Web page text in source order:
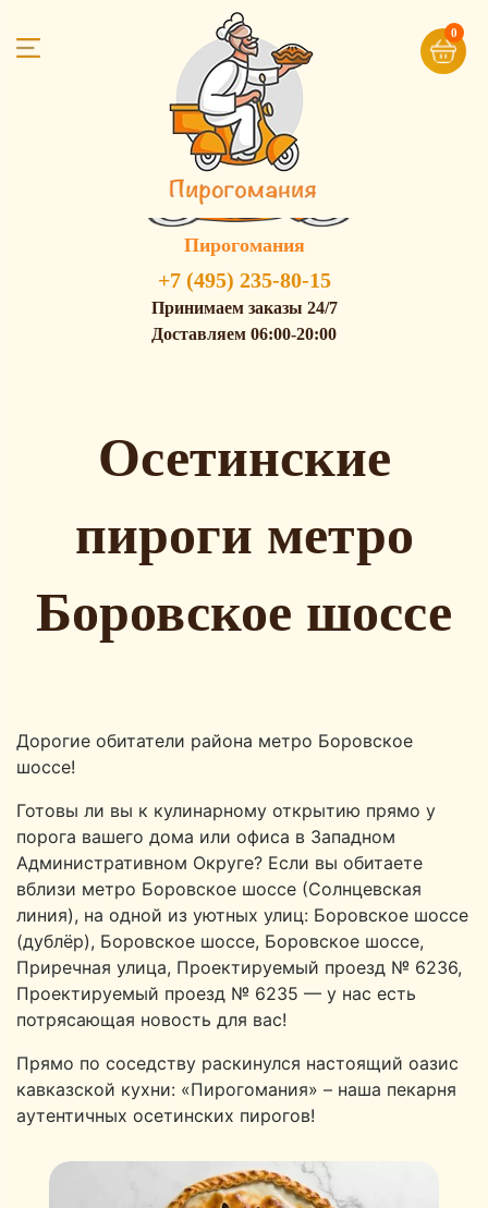
Пирогомания
+7 (495) 235-80-15
Принимаем заказы 24/7
Доставляем 06:00-20:00
Осетинские
пироги метро
Боровское шоссе
Дорогие обитатели района метро Боровское
шоссе!
Готовы ли вы к кулинарному открытию прямо у
порога вашего дома или офиса в Западном
Административном Округе? Если вы обитаете
вблизи метро Боровское шоссе (Солнцевская
линия), на одной из уютных улиц: Боровское шоссе
(дублёр), Боровское шоссе, Боровское шоссе,
Приречная улица, Проектируемый проезд № 6236,
Проектируемый проезд № 6235 — у нас есть
потрясающая новость для вас!
Прямо по соседству раскинулся настоящий оазис
кавказской кухни: «Пирогомания» – наша пекарня
аутентичных осетинских пирогов!
0